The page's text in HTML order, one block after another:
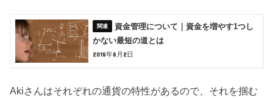
資金管理について｜資金を増やす1つし
かない最短の道とは
2018年8月2日
Akiさんはそれぞれの通貨の特性があるので、それを掴む